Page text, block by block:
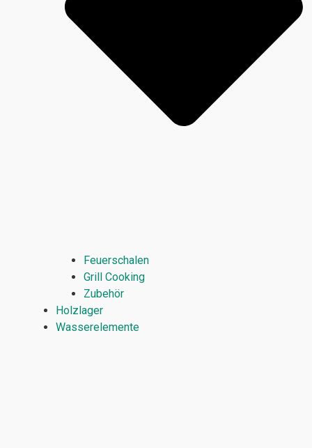
Feuerschalen
Grill Cooking
Zubehör
Holzlager
Wasserelemente